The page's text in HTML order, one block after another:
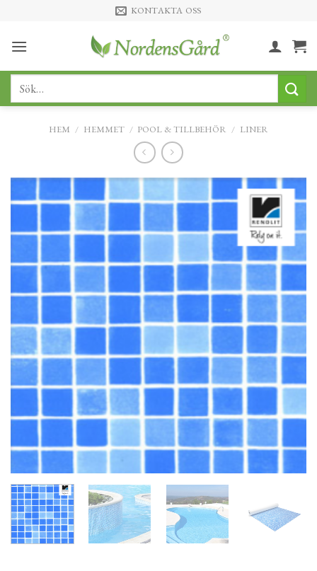
content
KONTAKTA OSS
Sök
HEM / HEMMET / POOL & TILLBEHÖR / LINER